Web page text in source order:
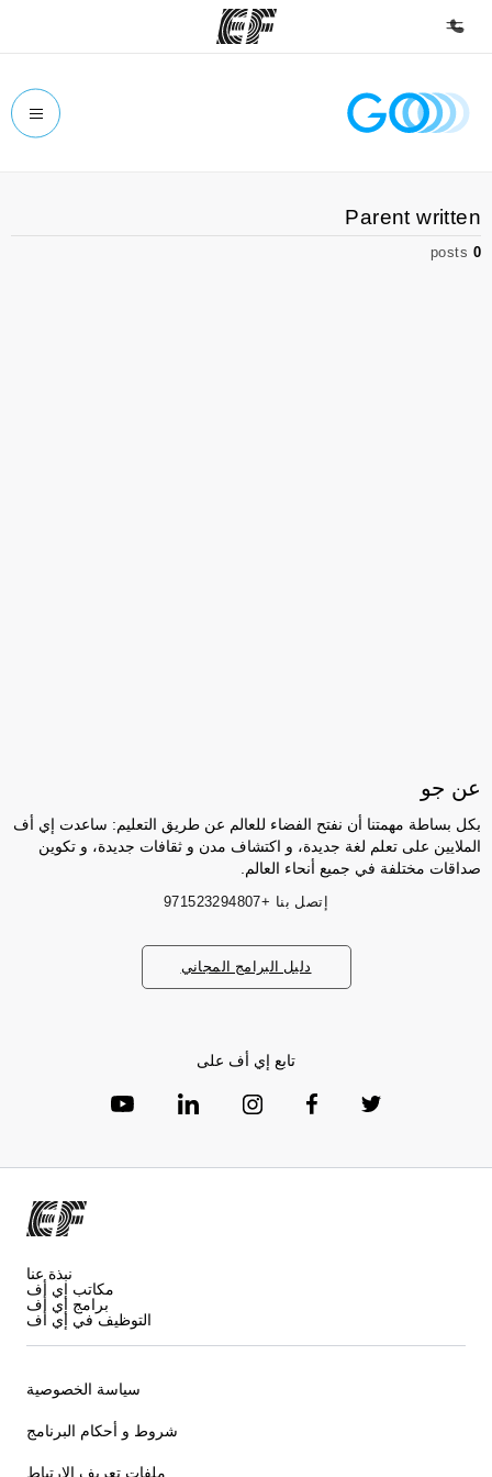
الصفحة الرئيسية
شاهد كل ما نقوم به
مكاتب
Parent written
0
posts
عن جو
بكل بساطة مهمتنا أن نفتح الفضاء للعالم عن طريق التعليم: ساعدت إي أف
الملايين على تعلم لغة جديدة، و اكتشاف مدن و ثقافات جديدة، و تكوين
صداقات مختلفة في جميع أنحاء العالم.
إتصل بنا +971523294807
دليل البرامج المجاني
تابع إي أف على
نبذة عنا
مكاتب إي أف
برامج إي أف
التوظيف في إي أف
سياسة الخصوصية
شروط و أحكام البرنامج
ملفات تعريف الارتباط